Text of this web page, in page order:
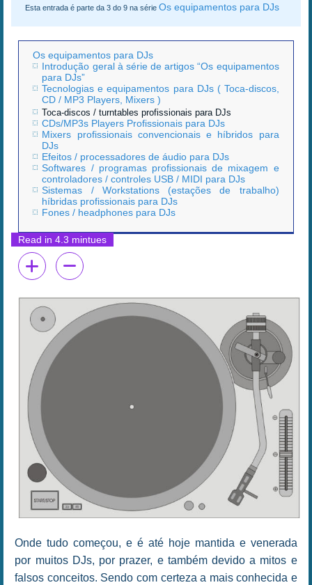
Esta entrada é parte da 3 do 9 na sérieOs equipamentos para DJs
Os equipamentos para DJs
Introdução geral à série de artigos “Os equipamentos
para DJs”
Tecnologias e equipamentos para DJs ( Toca-discos,
CD / MP3 Players, Mixers )
Toca-discos / turntables profissionais para DJs
CDs/MP3s Players Profissionais para DJs
Mixers profissionais convencionais e híbridos para
DJs
Efeitos / processadores de áudio para DJs
Softwares / programas profissionais de mixagem e
controladores / controles USB / MIDI para DJs
Sistemas / Workstations (estações de trabalho)
híbridas profissionais para DJs
Fones / headphones para DJs
Read in 4.3 mintues
Onde tudo começou, e é até hoje mantida e venerada
por muitos DJs, por prazer, e também devido a mitos e
falsos conceitos. Sendo com certeza a mais conhecida e